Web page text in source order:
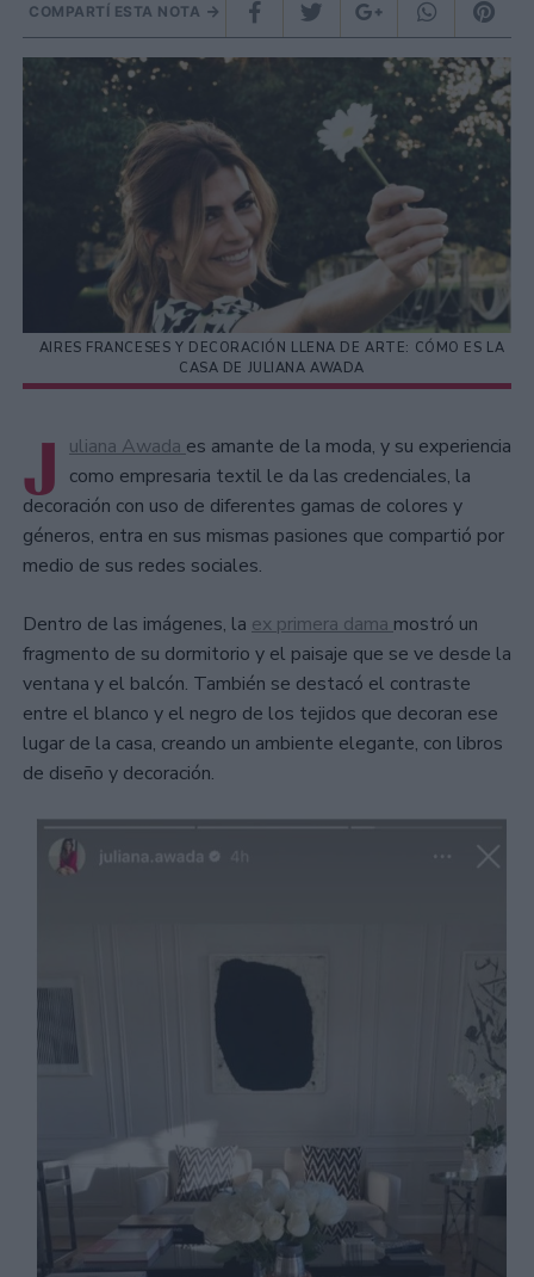
COMPARTÍ ESTA NOTA
AIRES FRANCESES Y DECORACIÓN LLENA DE ARTE: CÓMO ES LA
CASA DE JULIANA AWADA
J uliana Awada es amante de la moda, y su experiencia
como empresaria textil le da las credenciales, la
decoración con uso de diferentes gamas de colores y
géneros, entra en sus mismas pasiones que compartió por
medio de sus redes sociales.
Dentro de las imágenes, la ex primera dama mostró un
fragmento de su dormitorio y el paisaje que se ve desde la
ventana y el balcón. También se destacó el contraste
entre el blanco y el negro de los tejidos que decoran ese
lugar de la casa, creando un ambiente elegante, con libros
de diseño y decoración.